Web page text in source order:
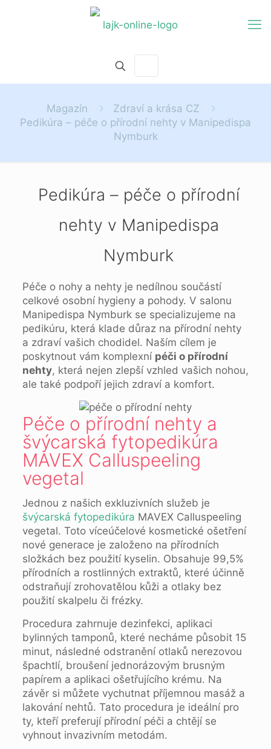
Magazín
Zdraví a krása CZ
Pedikúra – péče o přírodní nehty v Manipedispa
Nymburk
Pedikúra – péče o přírodní
nehty v Manipedispa
Nymburk
Péče o nohy a nehty je nedílnou součástí
celkové osobní hygieny a pohody. V salonu
Manipedispa Nymburk se specializujeme na
pedikúru, která klade důraz na přírodní nehty
a zdraví vašich chodidel. Naším cílem je
poskytnout vám komplexní péči o přírodní
nehty, která nejen zlepší vzhled vašich nohou,
ale také podpoří jejich zdraví a komfort.
Péče o přírodní nehty a
švýcarská fytopedikúra
MAVEX Calluspeeling
vegetal
Jednou z našich exkluzivních služeb je
švýcarská fytopedikúra MAVEX Calluspeeling
vegetal. Toto víceúčelové kosmetické ošetření
nové generace je založeno na přírodních
složkách bez použití kyselin. Obsahuje 99,5%
přírodních a rostlinných extraktů, které účinně
odstraňují zrohovatělou kůži a otlaky bez
použití skalpelu či frézky.
Procedura zahrnuje dezinfekci, aplikaci
bylinných tamponů, které necháme působit 15
minut, následné odstranění otlaků nerezovou
špachtlí, broušení jednorázovým brusným
papírem a aplikaci ošetřujícího krému. Na
závěr si můžete vychutnat příjemnou masáž a
lakování nehtů. Tato procedura je ideální pro
ty, kteří preferují přírodní péči a chtějí se
vyhnout invazivním metodám.